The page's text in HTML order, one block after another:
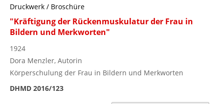
Druckwerk / Broschüre
"Kräftigung der Rückenmuskulatur der Frau in
Bildern und Merkworten"
1924
Dora Menzler, Autorin
Körperschulung der Frau in Bildern und Merkworten
DHMD 2016/123